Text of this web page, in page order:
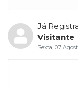
Já
Visitante
Sexta, 07